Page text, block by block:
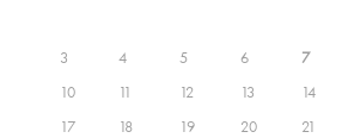
3
4 5 6 7
10
11 12 13 14
17
18 19 20 21